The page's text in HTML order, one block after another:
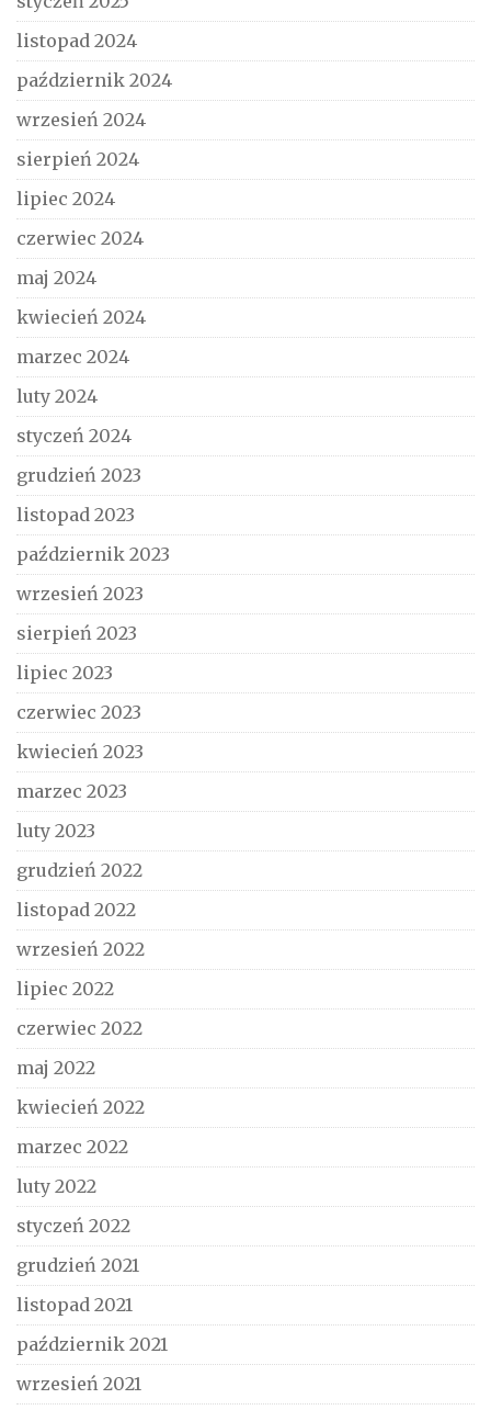
listopad 2024
październik 2024
wrzesień 2024
sierpień 2024
lipiec 2024
czerwiec 2024
maj 2024
kwiecień 2024
marzec 2024
luty 2024
styczeń 2024
grudzień 2023
listopad 2023
październik 2023
wrzesień 2023
sierpień 2023
lipiec 2023
czerwiec 2023
kwiecień 2023
marzec 2023
luty 2023
grudzień 2022
listopad 2022
wrzesień 2022
lipiec 2022
czerwiec 2022
maj 2022
kwiecień 2022
marzec 2022
luty 2022
styczeń 2022
grudzień 2021
listopad 2021
październik 2021
wrzesień 2021